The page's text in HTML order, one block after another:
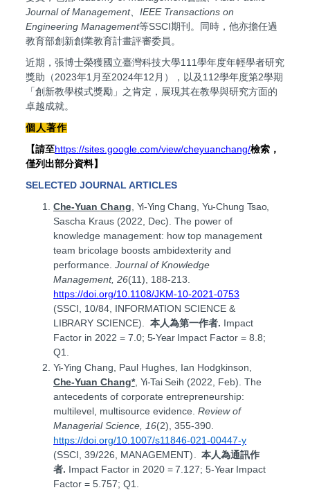
Journal of Management、IEEE Transactions on
Engineering Management等SSCI期刊。同時，他亦擔任過
教育部創新創業教育計畫評審委員。
近期，張博士榮獲國立臺灣科技大學111學年度年輕學者研究
獎助（2023年1月至2024年12月），以及112學年度第2學期
「創新教學模式獎勵」之肯定，展現其在教學與研究方面的
卓越成就。
個人著作
【請至https://sites.google.com/view/cheyuanchang/檢索，
僅列出部分資料】
SELECTED JOURNAL ARTICLES
Che-Yuan Chang Yi-Ying Chang, Yu-Chung Tsao,
Sascha Kraus (2022, Dec). The power of
knowledge management: how top management
team bricolage boosts ambidexterity and
performance. Journal of Knowledge
Management, 26(11), 188-213.
https://doi.org/10.1108/JKM-10-2021-0753
(SSCI, 10/84, INFORMATION SCIENCE &
LIBRARYSCIENCE). 本人為第一作者. Impact
Factor in 2022 = 7.0; 5-Year Impact Factor = 8.8;
Q1.
Yi-Ying Chang, Paul Hughes, Ian Hodgkinson,
Che-Yuan Chang*, Yi-Tai Seih (2022, Feb). The
antecedents of corporate entrepreneurship:
multilevel, multisource evidence. Review of
Managerial Science, 16(2), 355-390.
https://doi.org/10.1007/s11846-021-00447-y
(SSCI, 39/226, MANAGEMENT). 本人為通訊作
者. Impact Factor in 2020=7.127;5-Year Impact
Factor = 5.757; Q1.